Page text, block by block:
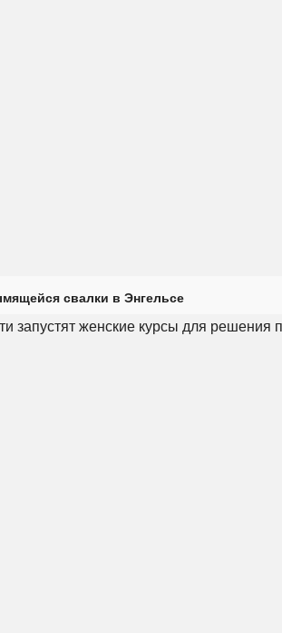
свалки в Энгельсе